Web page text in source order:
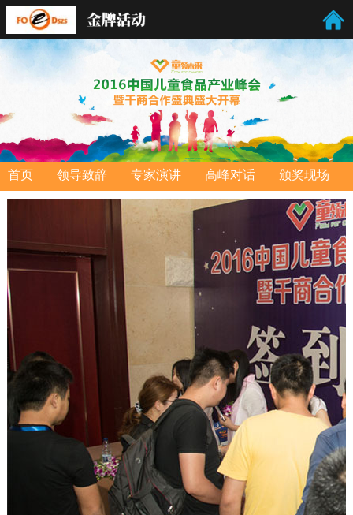
首页 领导致辞 专家演讲 高峰对话 颁奖现场